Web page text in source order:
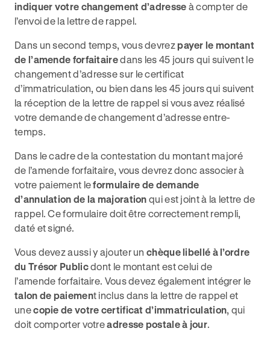
indiquer votre changement d’adresse à compter de
l’envoi de la lettre de rappel.
Dans un second temps, vous devrezpayer le montant
de l’amende forfaitairedans les 45 jours qui suivent le
changement d’adresse sur le certificat
d’immatriculation, ou bien dans les 45 jours qui suivent
la réception de la lettre de rappel si vous avez réalisé
votre demande de changement d’adresse entre-
temps.
Dans le cadre de la contestation du montant majoré
de l’amende forfaitaire, vous devrez donc associer à
votre paiement leformulaire de demande
d’annulation de la majoration qui est joint à la lettre de
rappel. Ce formulaire doit être correctement rempli,
daté et signé.
Vous devez aussi y ajouter un chèque libellé à l’ordre
du Trésor Publicdont le montant est celui de
l’amende forfaitaire. Vous devez également intégrer le
talon de paiement inclus dans la lettre de rappel et
unecopie de votre certificat d’immatriculation, qui
doit comporter votreadresse postale à jour.